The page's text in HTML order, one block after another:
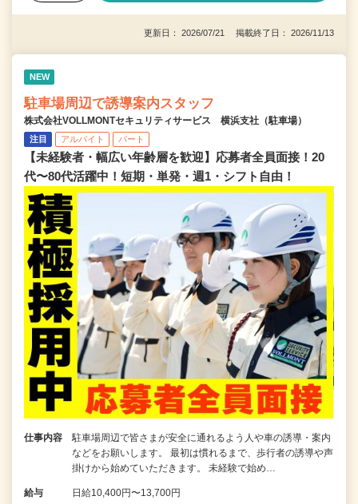
更新日： 2026/07/21 掲載終了日： 2026/11/13
NEW
駐車場周辺で誘導案内スタッフ
株式会社VOLLMONTセキュリティサービス 横浜支社（駐車場）
注目 アルバイト パート
【未経験者・幅広い年齢層を歓迎】応募者全員面接！20
代〜80代活躍中！短期・単発・週1・シフト自由！
仕事内容
駐車場周辺で皆さまが安全に通れるよう人や車の誘導・案内
などをお願いします。 最初は慣れるまで、歩行者の誘導や声
掛けから始めていただきます。 未経験で始め…
給与 日給10,400円〜13,700円